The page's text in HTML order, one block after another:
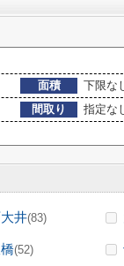
面積 下限な
間取り
指定な
井(83)
(52)